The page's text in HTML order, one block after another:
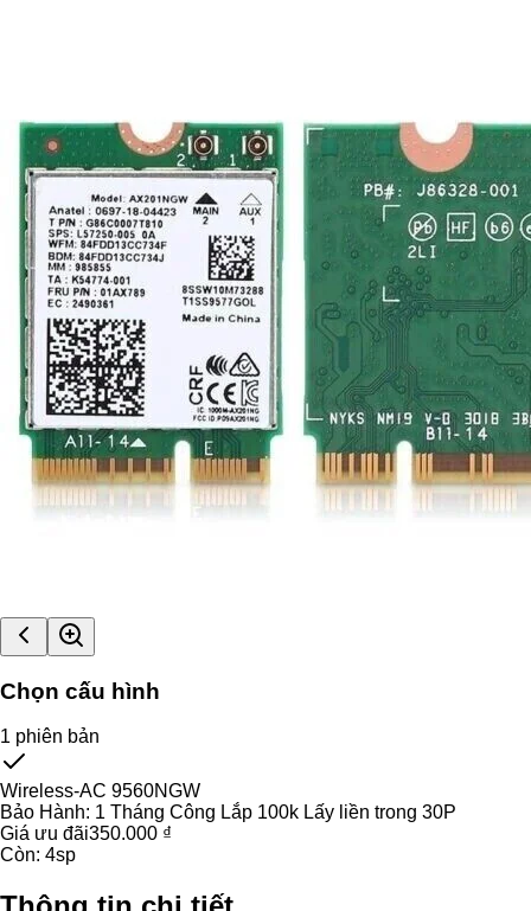
Chọn cấu hình
1 phiên bản
Wireless-AC 9560NGW
Bảo Hành: 1 Tháng Công Lắp 100k Lấy liền trong 30P
Giá ưu đãi350.000 ₫
Còn: 4sp